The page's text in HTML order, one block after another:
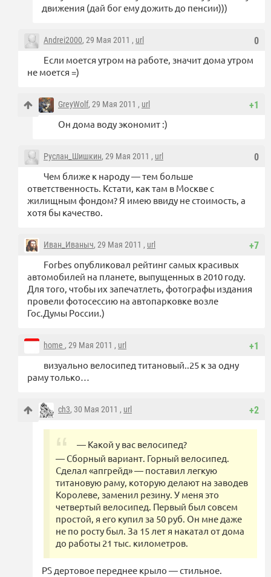
движения (дай бог ему дожить до пенсии)))
0
Andrei2000, 29 Мая 2011 , url
Если моется утром на работе, значит дома утром
не моется =)
+1
GreyWolf, 29 Мая 2011 , url
Он дома воду экономит :)
0
Руслан_Шишкин, 29 Мая 2011 , url
Чем ближе к народу — тем больше
ответственность. Кстати, как там в Москве с
жилищным фондом? Я имею ввиду не стоимость, а
хотя бы качество.
+7
Иван_Иваныч, 29 Мая 2011 , url
Forbes опубликовал рейтинг самых красивых
автомобилей на планете, выпущенных в 2010 году.
Для того, чтобы их запечатлеть, фотографы издания
провели фотосессию на автопарковке возле
Гос.Думы России.)
+1
home , 29 Мая 2011 , url
визуально велосипед титановый..25 к за одну
раму только…
+2
ch3, 30 Мая 2011 , url
— Какой у вас велосипед?
— Сборный вариант. Горный велосипед.
Сделал «апгрейд» — поставил легкую
титановую раму, которую делают на заводев
Королеве, заменил резину. У меня это
четвертый велосипед. Первый был совсем
простой, я его купил за 50 руб. Он мне даже
не по росту был. За 15 лет я накатал от дома
до работы 21 тыс. километров.
PS дертовое переднее крыло — стильное.